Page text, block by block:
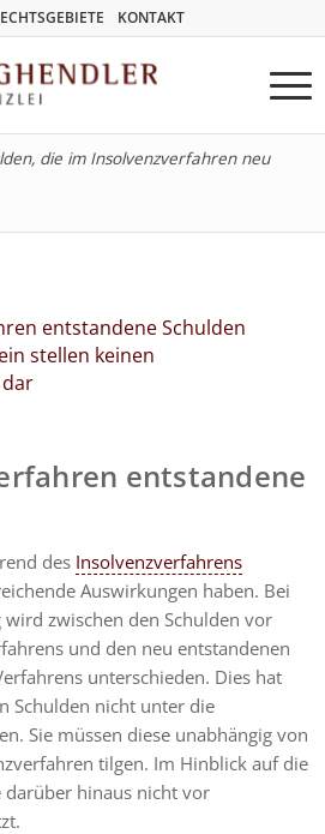
KONTAKT
die im Insolvenzverfahren neu
entstandene Schulden
stellen keinen
entstandene
des Insolvenzverfahrens
Auswirkungen haben. Bei
zwischen den Schulden vor
und den neu entstandenen
unterschieden. Dies hat
Schulden nicht unter die
Sie müssen diese unabhängig von
tilgen. Im Hinblick auf die
darüber hinaus nicht vor